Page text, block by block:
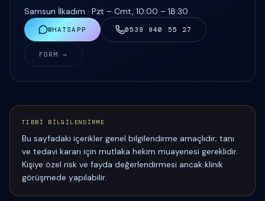
Samsun İlkadım · Pzt – Cmt, 10:00 – 18:30
WHATSAPP 0539 940 55 27
FORM →
TIBBİ BİLGİLENDİRME
Bu sayfadaki içerikler genel bilgilendirme amaçlıdır; tanı
ve tedavi kararı için mutlaka hekim muayenesi gereklidir.
Kişiye özel risk ve fayda değerlendirmesi ancak klinik
görüşmede yapılabilir.